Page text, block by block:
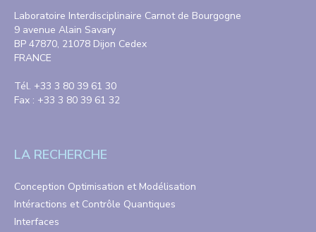
Laboratoire Interdisciplinaire Carnot de Bourgogne
9 avenue Alain Savary
BP 47870, 21078 Dijon Cedex
FRANCE
Tél. +33 3 80 39 61 30
Fax : +33 3 80 39 61 32
LA RECHERCHE
Conception Optimisation et Modélisation
Intéractions et Contrôle Quantiques
Interfaces